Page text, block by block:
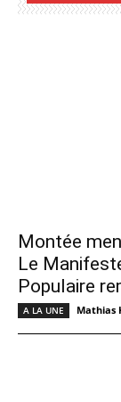
Montée
Le
Populaire
A LA UNE Mathias